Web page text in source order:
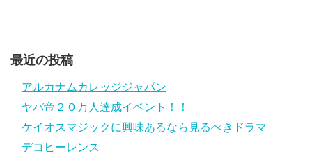
最近の投稿
アルカナムカレッジジャパン
ヤバ帝２０万人達成イベント！！
ケイオスマジックに興味あるなら見るべきドラマ
デコヒーレンス